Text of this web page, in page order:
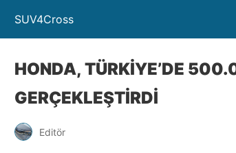
SUV4Cross
HONDA, TÜRKİYE’DE
GERÇEKLEŞTİRDİ
Editör